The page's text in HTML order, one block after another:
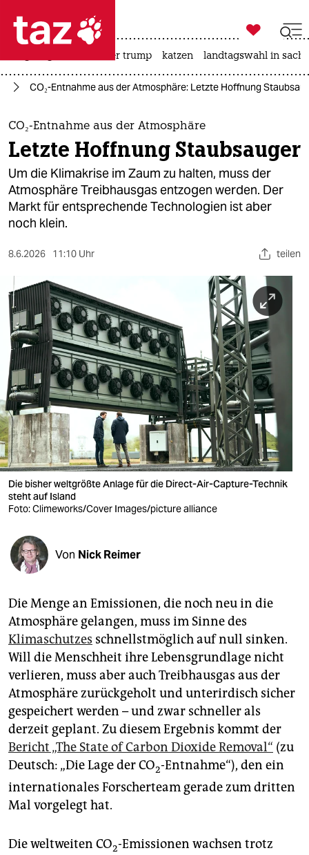
 taz zahl ich
taz zahl ich
themen
politik
öko
gesellschaft
kultur
sport
berlin
nord
wahrheit
verlag
verlag
veranstaltungen
shop
fragen & hilfe
unterstützen
abo
genossenschaft
epaper login

taz zahl ich
usa unter trump katzen landtagswahl in
CO₂-Entnahme aus der Atmosphäre: Letzte Hoffnung
CO₂-Entnahme aus der Atmosphäre
Letzte Hoffnung Staubsauger
Um die Klimakrise im Zaum zu halten, muss der
Atmosphäre Treibhausgas entzogen werden. Der
Markt für entsprechende Technologien ist aber
noch klein.
8.6.2026 11:10 Uhr teilen
Die bisher weltgrößte Anlage für die Direct-Air-Capture-Technik
steht auf Island
Foto: Climeworks/Cover Images/picture alliance
Von Nick Reimer
Die Menge an Emissionen, die noch neu in die
Atmosphäre gelangen, muss im Sinne des
Klimaschutzes schnellstmöglich auf null sinken.
Will die Menschheit ihre Lebensgrundlage nicht
verlieren, muss aber auch Treibhausgas aus der
Atmosphäre zurückgeholt und unterirdisch sicher
gespeichert werden – und zwar schneller als
derzeit geplant. Zu diesem Ergebnis kommt der
Bericht „The State of Carbon Dioxide Removal“ (zu
Deutsch: „Die Lage der CO2-Entnahme“), den ein
internationales Forscherteam gerade zum dritten
Mal vorgelegt hat.
Die weltweiten CO2-Emissionen wachsen trotz